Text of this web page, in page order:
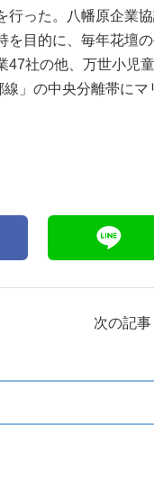
025-210-1200
営業時間 9:00～18:00
行った。八幡原企業
を目的に、毎年花壇
47社の他、万世小児
」の中央分離帯にマ
次の記事